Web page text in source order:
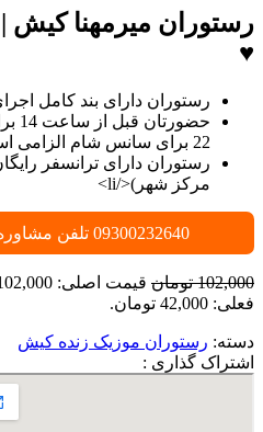
رستوران میرمهنا
♥
رستوران دارای بند کامل
22 برای سانس شام الزامی است.
رستوران دارای ترانسفر
مرکز شهر)</li>
09300232640 تلفن مشاوره رایگان و رزرو بلیط تفریحات
102,000 تومان قیمت اصلی: 102,000 تومان بود.
فعلی: 42,000 تومان.
دسته: رستوران موزیک زنده کیش
اشتراک گذاری :